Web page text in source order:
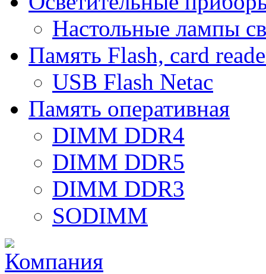
Настольные лампы
Память Flash, card
USB Flash Netac
Память оперативная
DIMM DDR4
DIMM DDR5
DIMM DDR3
SODIMM